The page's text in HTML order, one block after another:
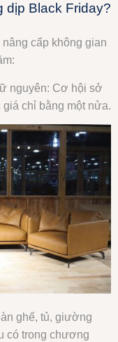
dịp Black Friday?
cấp không gian
nguyên: Cơ hội sở
chỉ bằng một nửa.
ghế, tủ, giường
có trong chương